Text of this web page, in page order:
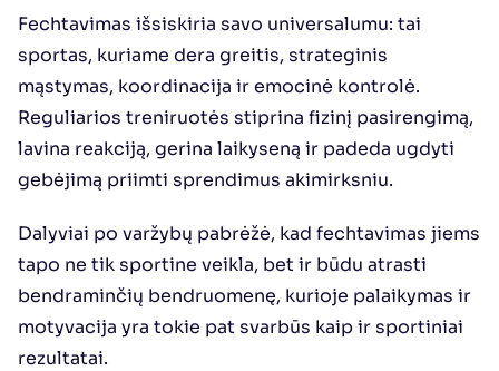
Fechtavimas išsiskiria savo universalumu: tai
sportas, kuriame dera greitis, strateginis
mąstymas, koordinacija ir emocinė kontrolė.
Reguliarios treniruotės stiprina fizinį pasirengimą,
lavina reakciją, gerina laikyseną ir padeda ugdyti
gebėjimą priimti sprendimus akimirksniu.
Dalyviai po varžybų pabrėžė, kad fechtavimas jiems
tapo ne tik sportine veikla, bet ir būdu atrasti
bendraminčių bendruomenę, kurioje palaikymas ir
motyvacija yra tokie pat svarbūs kaip ir sportiniai
rezultatai.